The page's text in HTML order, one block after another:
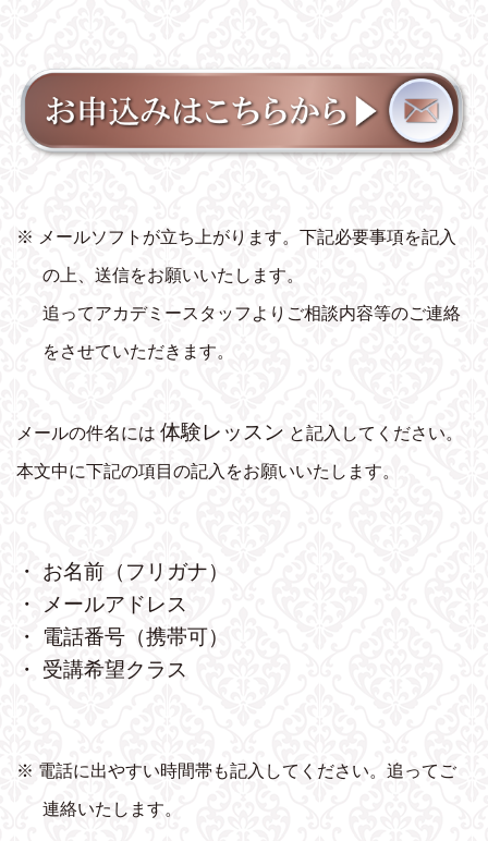
※ メールソフトが立ち上がります。下記必要事項を記入
の上、送信をお願いいたします。
追ってアカデミースタッフよりご相談内容等のご連絡
をさせていただきます。
メールの件名には 体験レッスン と記入してください。
本文中に下記の項目の記入をお願いいたします。
・ お名前（フリガナ）
・ メールアドレス
・ 電話番号（携帯可）
・ 受講希望クラス
※ 電話に出やすい時間帯も記入してください。追ってご
連絡いたします。